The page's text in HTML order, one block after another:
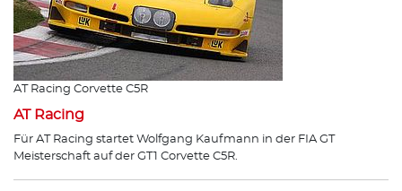
AT Racing Corvette C5R
AT Racing
Für AT Racing startet Wolfgang Kaufmann in der FIA GT
Meisterschaft auf der GT1 Corvette C5R.